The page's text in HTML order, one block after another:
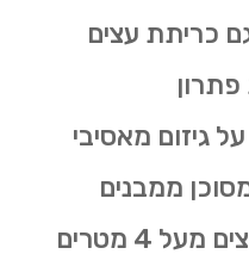
כריתת עצים
גיזום מאסיבי
ממבנים
קיימים. במקרים של עצים מעל 4 מטרים